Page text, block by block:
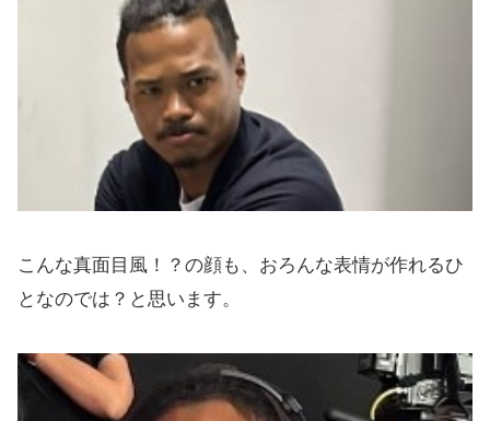
こんな真面目風！？の顔も、おろんな表情が作れるひ
となのでは？と思います。